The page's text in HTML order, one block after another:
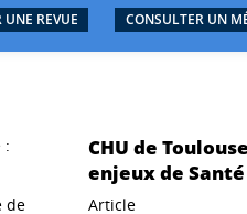
UNE REVUE CONSULTER UN
:
CHU de
enjeux de
de
Article